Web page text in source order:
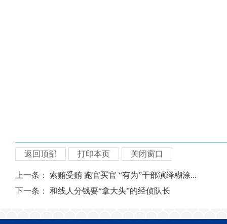
返回顶部 打印本页 关闭窗口
上一条： 索贿受贿 跑官买官 “有为”干部演绎糊涂...
下一条： 和线人分钱要“拿大头”的经侦队长